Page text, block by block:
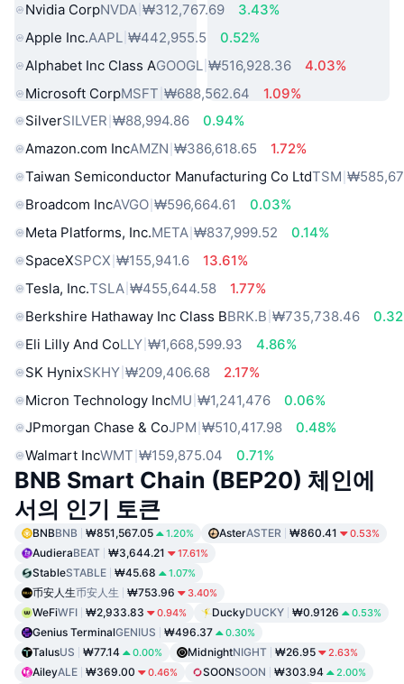
Nvidia CorpNVDA ₩312,767.69
3.43%
Apple Inc.AAPL ₩442,955.5
0.52%
Alphabet Inc Class AGOOGL ₩516,928.36
4.03%
Microsoft CorpMSFT ₩688,562.64
1.09%
SilverSILVER ₩88,994.86
0.94%
Amazon.com IncAMZN ₩386,618.65
1.72%
Taiwan Semiconductor Manufacturing Co LtdTSM
Broadcom IncAVGO ₩596,664.61
0.03%
Meta Platforms, Inc.META ₩837,999.52
0.14%
SpaceXSPCX ₩155,941.6
13.61%
Tesla, Inc.TSLA ₩455,644.58
1.77%
Berkshire Hathaway Inc Class BBRK.B ₩735,738.46
Eli Lilly And CoLLY ₩1,668,599.93
4.86%
SK HynixSKHY ₩209,406.68
2.17%
Micron Technology IncMU ₩1,241,476
0.06%
JPmorgan Chase & CoJPM ₩510,417.98
0.48%
Walmart IncWMT ₩159,875.04 0.71%
BNB Smart Chain (BEP20) 체인에
서의 인기 토큰
BNBBNB ₩851,567.05 1.20% AsterASTER ₩860.41 0.53%
AudieraBEAT ₩3,644.21 17.61%
StableSTABLE ₩45.68 1.07%
币安人生币安人生 ₩753.96 3.40%
WeFiWFI ₩2,933.83 0.94% DuckyDUCKY ₩0.9126 0.53%
Genius TerminalGENIUS ₩496.37 0.30%
TalusUS ₩77.14 0.00% MidnightNIGHT ₩26.95 2.63%
AileyALE ₩369.00 0.46% SOONSOON ₩303.94 2.00%